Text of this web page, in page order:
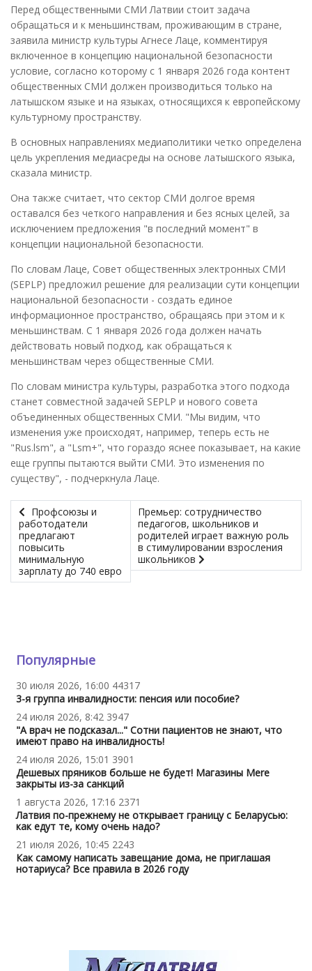
Перед общественными СМИ Латвии стоит задача
обращаться и к меньшинствам, проживающим в стране,
заявила министр культуры Агнесе Лаце, комментируя
включенное в концепцию национальной безопасности
условие, согласно которому с 1 января 2026 года контент
общественных СМИ должен производиться только на
латышском языке и на языках, относящихся к европейскому
культурному пространству.
В основных направлениях медиаполитики четко определена
цель укрепления медиасреды на основе латышского языка,
сказала министр.
Она также считает, что сектор СМИ долгое время
оставался без четкого направления и без ясных целей, за
исключением предложения "в последний момент" в
концепции национальной безопасности.
По словам Лаце, Совет общественных электронных СМИ
(SEPLP) предложил решение для реализации сути концепции
национальной безопасности - создать единое
информационное пространство, обращаясь при этом и к
меньшинствам. С 1 января 2026 года должен начать
действовать новый подход, как обращаться к
меньшинствам через общественные СМИ.
По словам министра культуры, разработка этого подхода
станет совместной задачей SEPLP и нового совета
объединенных общественных СМИ. "Мы видим, что
изменения уже происходят, например, теперь есть не
"Rus.lsm", а "Lsm+", что гораздо яснее показывает, на какие
еще группы пытаются выйти СМИ. Это изменения по
существу", - подчеркнула Лаце.
Профсоюзы и
работодатели
предлагают
повысить
минимальную
зарплату до 740 евро
Премьер: сотрудничество
педагогов, школьников и
родителей играет важную роль
в стимулировании взросления
школьников
Популярные
30 июля 2026, 16:00 44317
3-я группа инвалидности: пенсия или пособие?
24 июля 2026, 8:42 3947
"А врач не подсказал..." Сотни пациентов не знают, что
имеют право на инвалидность!
24 июля 2026, 15:01 3901
Дешевых пряников больше не будет! Магазины Mere
закрыты из-за санкций
1 августа 2026, 17:16 2371
Латвия по-прежнему не открывает границу с Беларусью:
как едут те, кому очень надо?
21 июля 2026, 10:45 2243
Как самому написать завещание дома, не приглашая
нотариуса? Все правила в 2026 году